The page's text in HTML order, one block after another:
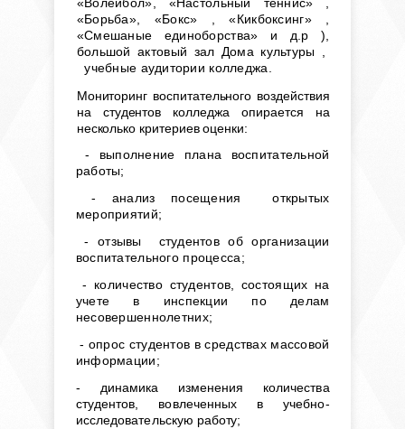
«Борьба», «Бокс» , «Кикбоксинг» ,
«Смешаные единоборства» и д.р ),
большой актовый зал Дома культуры ,
учебные аудитории колледжа.
Мониторинг воспитательного воздействия
на студентов колледжа опирается на
несколько критериев оценки:
- выполнение плана воспитательной
работы;
- анализ посещения открытых
мероприятий;
- отзывы студентов об организации
воспитательного процесса;
- количество студентов, состоящих на
учете в инспекции по делам
несовершеннолетних;
- опрос студентов в средствах массовой
информации;
- динамика изменения количества
студентов, вовлеченных в учебно-
исследовательскую ра­боту;